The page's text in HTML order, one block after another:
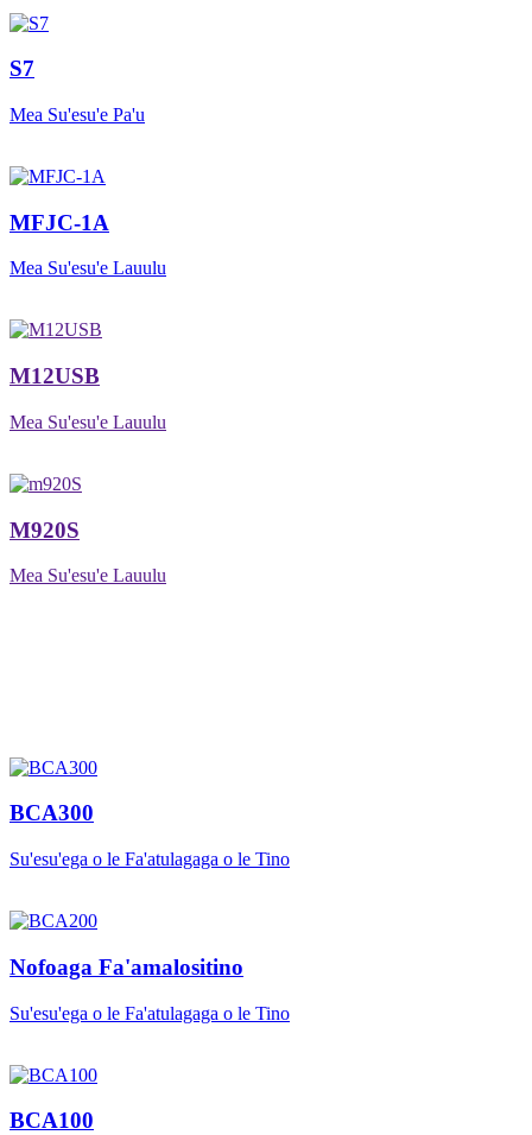
S7
Mea Su'esu'e Pa'u
MFJC-1A
Mea Su'esu'e Lauulu
M12USB
Mea Su'esu'e Lauulu
M920S
Mea Su'esu'e Lauulu
BCA300
Su'esu'ega o le Fa'atulagaga o le Tino
Nofoaga Fa'amalositino
Su'esu'ega o le Fa'atulagaga o le Tino
BCA100